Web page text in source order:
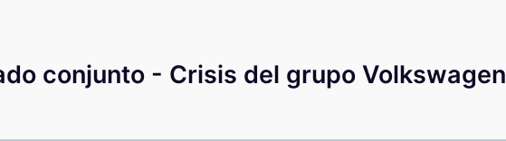
conjunto - Crisis del grupo Volkswagen